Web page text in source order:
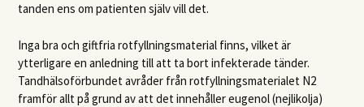
tanden ens om patienten själv vill det.
Inga bra och giftfria rotfyllningsmaterial finns, vilket är
ytterligare en anledning till att ta bort infekterade tänder.
Tandhälsoförbundet avråder från rotfyllningsmaterialet N2
framför allt på grund av att det innehåller eugenol (nejlikolja)